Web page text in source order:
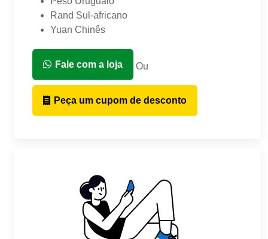
Rand Sul-africano
Yuan Chinês
Fale com a loja Ou
Peça um cupom de desconto